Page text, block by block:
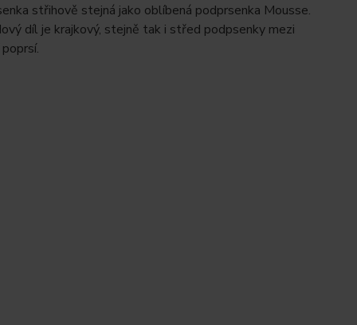
střihově stejná jako oblíbená podprsenka Mousse.
díl je krajkový, stejně tak i střed podpsenky mezi